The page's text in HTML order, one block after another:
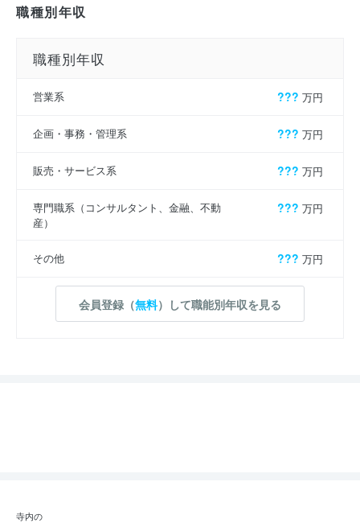
職種別年収
職種別年収
営業系 ??? 万円
企画・事務・管理系 ??? 万円
販売・サービス系 ??? 万円
専門職系（コンサルタント、金融、不動
産）
??? 万円
その他 ??? 万円
会員登録（無料）して職能別年収を見る
寺内の